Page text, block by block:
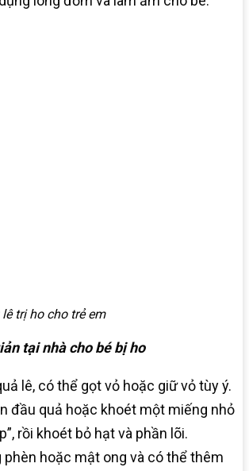
trị ho cho trẻ em
tại nhà cho bé bị ho
lê, có thể gọt vỏ hoặc giữ vỏ tùy ý.
đầu quả hoặc khoét một miếng nhỏ
rồi khoét bỏ hạt và phần lõi.
phèn hoặc mật ong và có thể thêm